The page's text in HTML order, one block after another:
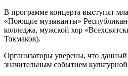
В программе концерта выступят
«Поющие музыканты»
колледжа, мужской хор
Токмаков).
Организаторы уверены, что данный
значительным событием